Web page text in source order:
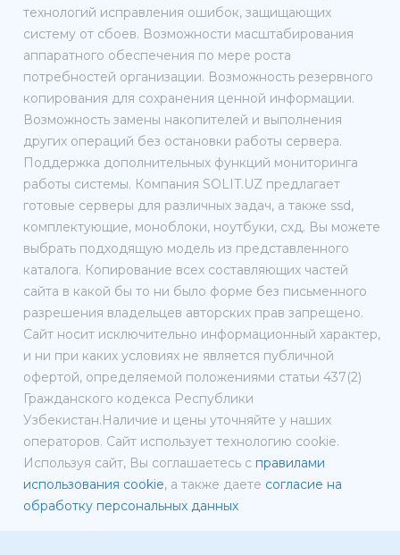
технологий исправления ошибок, защищающих
систему от сбоев. Возможности масштабирования
аппаратного обеспечения по мере роста
потребностей организации. Возможность резервного
копирования для сохранения ценной информации.
Возможность замены накопителей и выполнения
других операций без остановки работы сервера.
Поддержка дополнительных функций мониторинга
работы системы. Компания SOLIT.UZ предлагает
готовые серверы для различных задач, а также ssd,
комплектующие, моноблоки, ноутбуки, схд. Вы можете
выбрать подходящую модель из представленного
каталога. Копирование всех составляющих частей
сайта в какой бы то ни было форме без письменного
разрешения владельцев авторских прав запрещено.
Сайт носит исключительно информационный характер,
и ни при каких условиях не является публичной
офертой, определяемой положениями статьи 437(2)
Гражданского кодекса Республики
Узбекистан.Наличие и цены уточняйте у наших
операторов. Сайт использует технологию cookie.
Используя сайт, Вы соглашаетесь с правилами
использования cookie, а также даете согласие на
обработку персональных данных